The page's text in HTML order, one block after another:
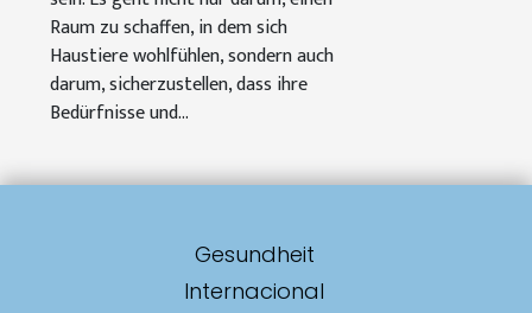
Raum zu schaffen, in dem sich
Haustiere wohlfühlen, sondern auch
darum, sicherzustellen, dass ihre
Bedürfnisse und...
Gesundheit
Internacional